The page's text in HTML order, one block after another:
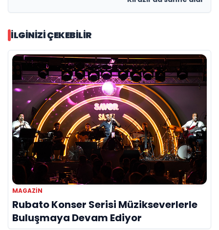
İLGINIZI ÇEKEBILIR
MAGAZIN
Rubato Konser Serisi Müzikseverlerle
Buluşmaya Devam Ediyor